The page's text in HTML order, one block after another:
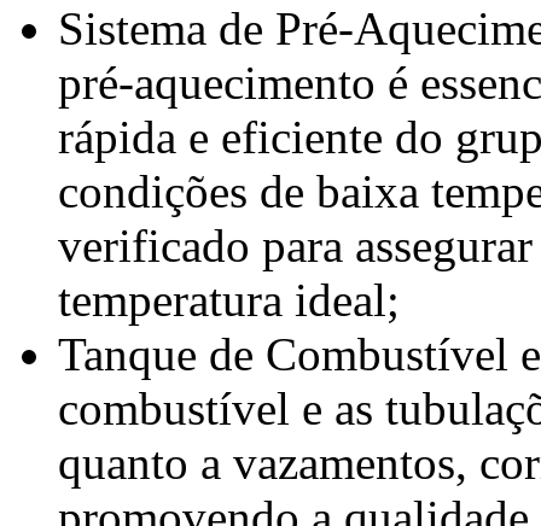
Sistema de Pré-
pré-aquecimento é
rápida e eficiente do
condições de baixa
verificado para
temperatura ideal;
Tanque de Combustível
combustível e as
quanto a vazamentos,